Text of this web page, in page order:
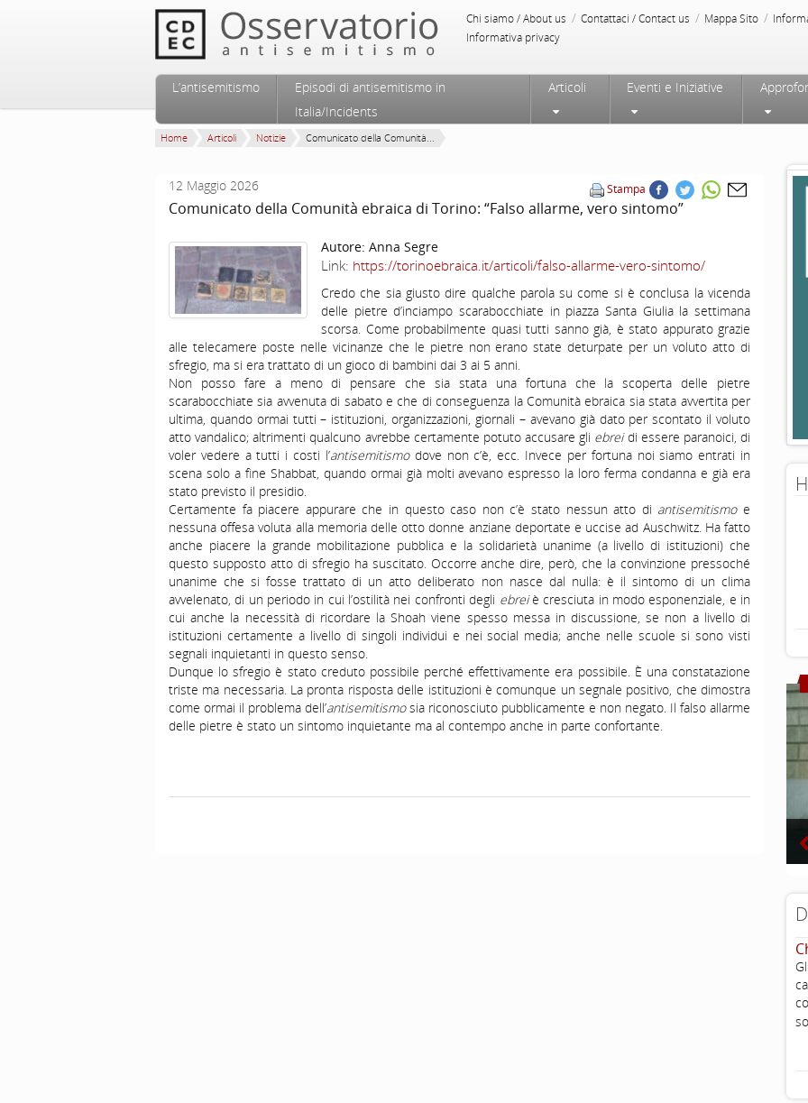
Chi siamo / About us / Contattaci / Contact us / Mappa Sito /
Informativa privacy
Menu principale
Vai al contenuto principale
Vai al contenuto secondario
L’antisemitismo
Episodi di antisemitismo in
Italia/Incidents
Articoli Eventi e Iniziative
Home Articoli Notizie Comunicato della Comunità...
Stampa
12 Maggio 2026
Comunicato della Comunità ebraica di Torino: “Falso allarme, vero sintomo”
Autore: Anna Segre
Link: https://torinoebraica.it/articoli/falso-allarme-vero-sintomo/
Credo che sia giusto dire qualche parola su come si è conclusa la vicenda
delle pietre d’inciampo scarabocchiate in piazza Santa Giulia la settimana
scorsa. Come probabilmente quasi tutti sanno già, è stato appurato grazie
alle telecamere poste nelle vicinanze che le pietre non erano state deturpate per un voluto atto di
sfregio, ma si era trattato di un gioco di bambini dai 3 ai 5 anni.
Non posso fare a meno di pensare che sia stata una fortuna che la scoperta delle pietre
scarabocchiate sia avvenuta di sabato e che di conseguenza la Comunità ebraica sia stata avvertita per
ultima, quando ormai tutti – istituzioni, organizzazioni, giornali – avevano già dato per scontato il voluto
atto vandalico; altrimenti qualcuno avrebbe certamente potuto accusare gli ebreidi essere paranoici, di
voler vedere a tutti i costi l’antisemitismodove non c’è, ecc. Invece per fortuna noi siamo entrati in
scena solo a fine Shabbat, quando ormai già molti avevano espresso la loro ferma condanna e già era
stato previsto il presidio.
Certamente fa piacere appurare che in questo caso non c’è stato nessun atto di antisemitismoe
nessuna offesa voluta alla memoria delle otto donne anziane deportate e uccise ad Auschwitz. Ha fatto
anche piacere la grande mobilitazione pubblica e la solidarietà unanime (a livello di istituzioni) che
questo supposto atto di sfregio ha suscitato. Occorre anche dire, però, che la convinzione pressoché
unanime che si fosse trattato di un atto deliberato non nasce dal nulla: è il sintomo di un clima
avvelenato, di un periodo in cui l’ostilità nei confronti degli ebreiè cresciuta in modo esponenziale, e in
cui anche la necessità di ricordare la Shoah viene spesso messa in discussione, se non a livello di
istituzioni certamente a livello di singoli individui e nei social media; anche nelle scuole si sono visti
segnali inquietanti in questo senso.
Dunque lo sfregio è stato creduto possibile perché effettivamente era possibile. È una constatazione
triste ma necessaria. La pronta risposta delle istituzioni è comunque un segnale positivo, che dimostra
come ormai il problema dell’antisemitismosia riconosciuto pubblicamente e non negato. Il falso allarme
delle pietre è stato un sintomo inquietante ma al contempo anche in parte confortante.